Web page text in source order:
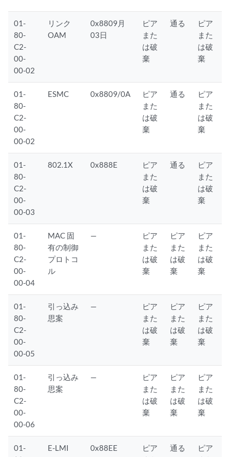
01-
80-
C2-
00-
00-02
リンク
OAM
0x8809月
03日
ピア
また
は破
棄
通る
ピア
また
は破
棄
01-
80-
C2-
00-
00-02
ESMC 0x8809/0A
ピア
また
は破
棄
通る
ピア
また
は破
棄
01-
80-
C2-
00-
00-03
802.1X 0x888E
ピア
また
は破
棄
通る
ピア
また
は破
棄
01-
80-
C2-
00-
00-04
MAC 固
有の制御
プロトコ
ル
—
ピア
また
は破
棄
ピア
また
は破
棄
ピア
また
は破
棄
01-
80-
C2-
00-
00-05
引っ込み
思案
—
ピア
また
は破
棄
ピア
また
は破
棄
ピア
また
は破
棄
01-
80-
C2-
00-
00-06
引っ込み
思案
—
ピア
また
は破
棄
ピア
また
は破
棄
ピア
また
は破
棄
01-
E-LMI 0x88EE
ピア
通る
ピア